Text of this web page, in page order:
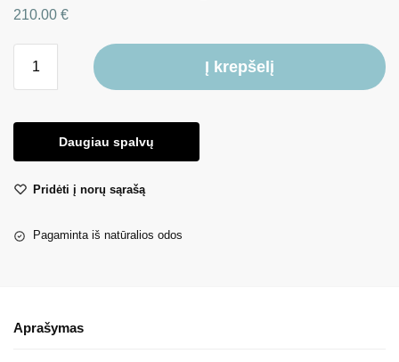
210.00 €
Į krepšelį
Daugiau spalvų
Pridėti į norų sąrašą
Pagaminta iš natūralios odos
Aprašymas